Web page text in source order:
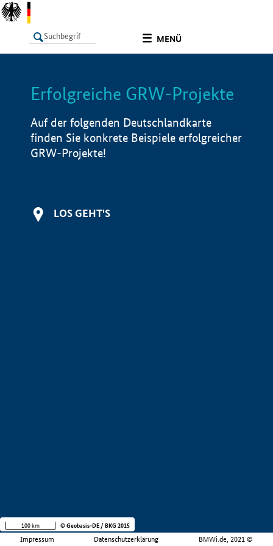
MENÜ
LISTE Info
Erfolgreiche GRW-Projekte
Auf der folgenden Deutschlandkarte
finden Sie konkrete Beispiele erfolgreicher
GRW-Projekte!
LOS GEHT'S
Impressum Datenschutzerklärung BMWi.de, 2021 ©
100 km © Geobasis-DE / BKG 2015